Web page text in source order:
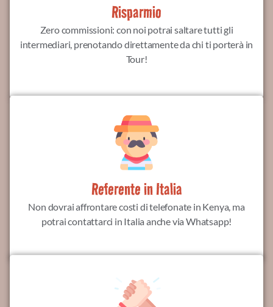
Risparmio
Zero commissioni: con noi potrai saltare tutti gli
intermediari, prenotando direttamente da chi ti porterà in
Tour!
Referente in Italia
Non dovrai affrontare costi di telefonate in Kenya, ma
potrai contattarci in Italia anche via Whatsapp!